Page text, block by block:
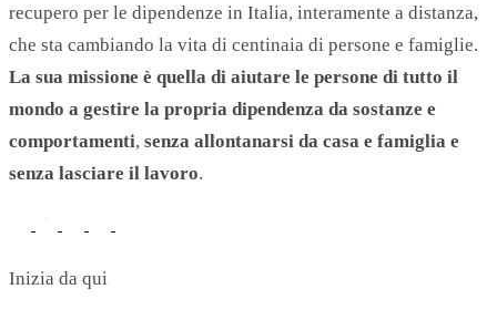
recupero per le dipendenze in Italia, interamente a distanza,
che sta cambiando la vita di centinaia di persone e famiglie.
La sua missione è quella di aiutare le persone di tutto il
mondo a gestire la propria dipendenza da sostanze e
comportamenti, senza allontanarsi da casa e famiglia e
senza lasciare il lavoro.
Inizia da qui